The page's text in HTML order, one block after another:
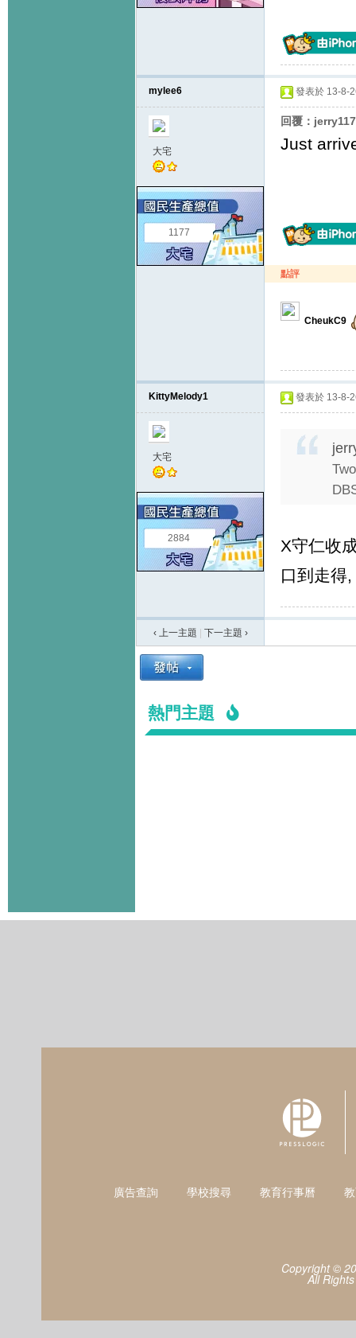
mylee6
大宅
1177
發表於 13-8-
回覆：
Just
點評
CheukC9
KittyMelody1
大宅
2884
發表於 13-8-
X守仁收
口到走得
‹ 上一主題 下一主題 ›
熱門主題
廣告查詢 學校搜尋 教育行事曆
Copyright ©
All